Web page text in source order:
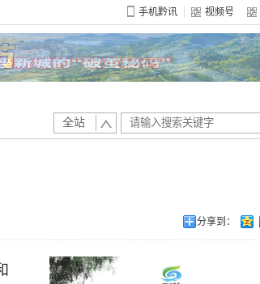
手机黔讯 视频号
全站
分享到：